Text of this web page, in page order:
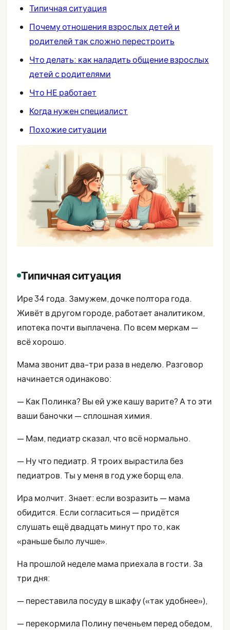
Типичная ситуация
Почему отношения взрослых детей и
родителей так сложно перестроить
Что делать: как наладить общение взрослых
детей с родителями
Что НЕ работает
Когда нужен специалист
Похожие ситуации
Типичная ситуация
Ире 34 года. Замужем, дочке полтора года.
Живёт в другом городе, работает аналитиком,
ипотека почти выплачена. По всем меркам —
всё хорошо.
Мама звонит два-три раза в неделю. Разговор
начинается одинаково:
— Как Полинка? Вы ей уже кашу варите? А то эти
ваши баночки — сплошная химия.
— Мам, педиатр сказал, что всё нормально.
— Ну что педиатр. Я троих вырастила без
педиатров. Ты у меня в год уже борщ ела.
Ира молчит. Знает: если возразить — мама
обидится. Если согласиться — придётся
слушать ещё двадцать минут про то, как
«раньше было лучше».
На прошлой неделе мама приехала в гости. За
три дня:
— переставила посуду в шкафу («так удобнее»),
— перекормила Полину печеньем перед обедом,